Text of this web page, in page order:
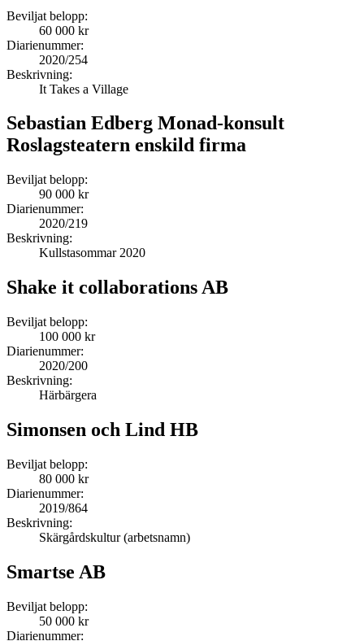
Beviljat belopp:
60 000 kr
Diarienummer:
2020/254
Beskrivning:
It Takes a Village
Sebastian Edberg Monad-konsult
Roslagsteatern enskild firma
Beviljat belopp:
90 000 kr
Diarienummer:
2020/219
Beskrivning:
Kullstasommar 2020
Shake it collaborations AB
Beviljat belopp:
100 000 kr
Diarienummer:
2020/200
Beskrivning:
Härbärgera
Simonsen och Lind HB
Beviljat belopp:
80 000 kr
Diarienummer:
2019/864
Beskrivning:
Skärgårdskultur (arbetsnamn)
Smartse AB
Beviljat belopp:
50 000 kr
Diarienummer: